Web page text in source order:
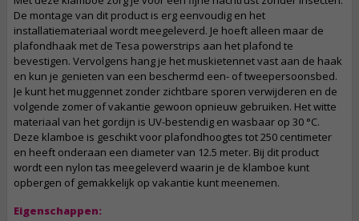
De montage van dit product is erg eenvoudig en het
installatiemateriaal wordt meegeleverd. Je hoeft alleen maar de
plafondhaak met de Tesa powerstrips aan het plafond te
bevestigen. Vervolgens hang je het muskietennet vast aan de haak
en kun je genieten van een beschermd een- of tweepersoonsbed.
Je kunt het muggennet zonder zichtbare sporen verwijderen en de
volgende zomer of vakantie gewoon opnieuw gebruiken. Het witte
materiaal van het gordijn is UV-bestendig en wasbaar op 30 °C.
Deze klamboe is geschikt voor plafondhoogtes tot 250 centimeter
en heeft onderaan een diameter van 12.5 meter. Bij dit product
wordt een nylon tas meegeleverd waarin je de klamboe kunt
opbergen of gemakkelijk op vakantie kunt meenemen.
Eigenschappen: